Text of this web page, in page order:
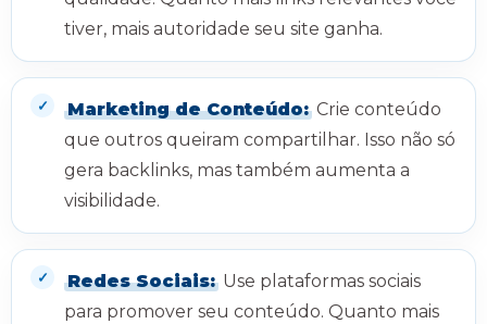
tiver, mais autoridade seu site ganha.
Marketing de Conteúdo: Crie conteúdo
que outros queiram compartilhar. Isso não só
gera backlinks, mas também aumenta a
visibilidade.
Redes Sociais: Use plataformas sociais
para promover seu conteúdo. Quanto mais